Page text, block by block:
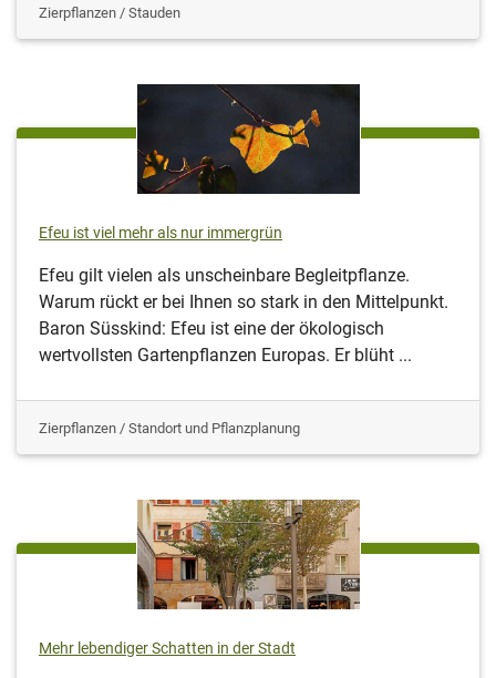
Zierpflanzen / Stauden
Efeu ist viel mehr als nur immergrün
Efeu gilt vielen als unscheinbare Begleitpflanze.
Warum rückt er bei Ihnen so stark in den Mittelpunkt.
Baron Süsskind: Efeu ist eine der ökologisch
wertvollsten Gartenpflanzen Europas. Er blüht ...
Zierpflanzen / Standort und Pflanzplanung
Mehr lebendiger Schatten in der Stadt